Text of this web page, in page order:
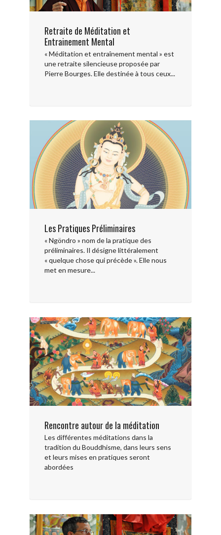
Retraite de Méditation et
Entrainement Mental
« Méditation et entraînement mental » est
une retraite silencieuse proposée par
Pierre Bourges. Elle destinée à tous ceux...
Les Pratiques Préliminaires
« Ngöndro » nom de la pratique des
préliminaires. Il désigne littéralement
« quelque chose qui précède ». Elle nous
met en mesure...
Rencontre autour de la méditation
Les différentes méditations dans la
tradition du Bouddhisme, dans leurs sens
et leurs mises en pratiques seront
abordées